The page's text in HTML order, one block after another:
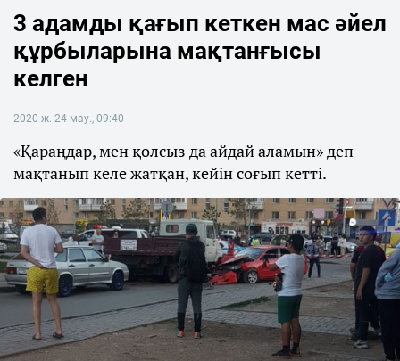
3 адамды қағып кеткен мас әйел
құрбыларына мақтанғысы
келген
2020 ж. 24 мау., 09:40
«Қараңдар, мен қолсыз да айдай аламын» деп
мақтанып келе жатқан, кейін соғып кетті.